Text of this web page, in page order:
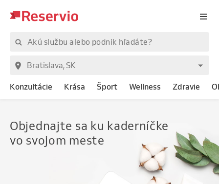
Konzultácie Krása Šport Wellness Zdravie
Objednajte sa ku kaderníčke
vo svojom meste